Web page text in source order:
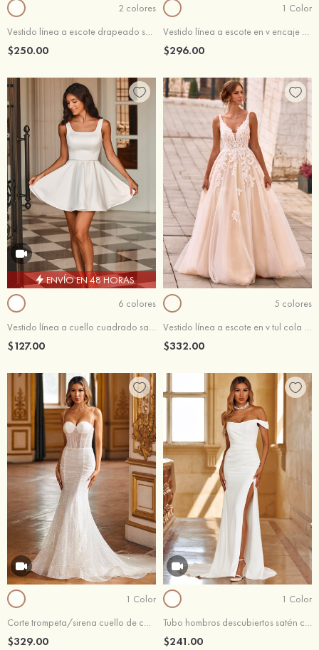
2 colores
Vestido línea a escote drapeado satén tren de la capilla vestido de novia
$250.00
1 Color
Vestido línea a escote en v encaje cola de barrido vestido de novia
$296.00
ENVÍO EN 48 HORAS
6 colores
Vestido línea a cuello cuadrado satén corto/mini vestido de novia
$127.00
5 colores
Vestido línea a escote en v tul cola de barrido vestido de novia
$332.00
1 Color
Corte trompeta/sirena cuello de corazón lentejuelas tren de la capilla vestido de novia
$329.00
1 Color
Tubo hombros descubiertos satén cepillo tren vestido de novia
$241.00